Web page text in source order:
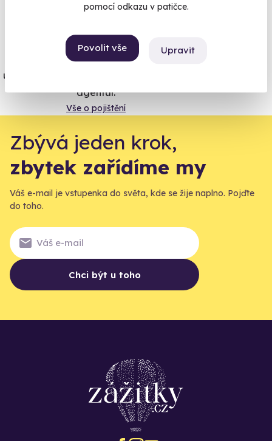
pomocí odkazu v patičce.
Povolit vše Upravit
Jeden nikdy neví. Máme nejvyšší
úrazové pojištění z nabídky zážitkových
agentur.
Vše o pojištění
Zbývá jeden krok,
zbytek zařídíme my
Váš e-mail je vstupenka do světa, kde se žije naplno. Pojďte
do toho.
Chci být u toho